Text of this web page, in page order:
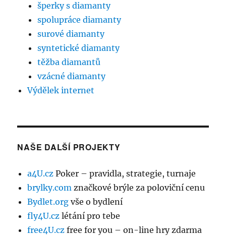
šperky s diamanty
spolupráce diamanty
surové diamanty
syntetické diamanty
těžba diamantů
vzácné diamanty
Výdělek internet
NAŠE DALŠÍ PROJEKTY
a4U.cz Poker – pravidla, strategie, turnaje
brylky.com značkové brýle za poloviční cenu
Bydlet.org vše o bydlení
fly4U.cz létání pro tebe
free4U.cz free for you – on-line hry zdarma